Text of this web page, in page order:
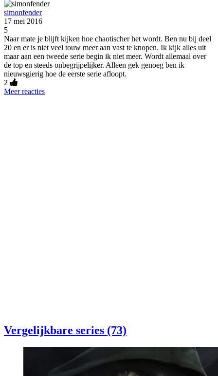
simonfender
17 mei 2016
5
Naar mate je blijft kijken hoe chaotischer het wordt. Ben nu bij deel
20 en er is niet veel touw meer aan vast te knopen. Ik kijk alles uit
maar aan een tweede serie begin ik niet meer. Wordt allemaal over
de top en steeds onbegrijpelijker. Alleen gek genoeg ben ik
nieuwsgierig hoe de eerste serie afloopt.
2
Meer reacties
Vergelijkbare series (73)